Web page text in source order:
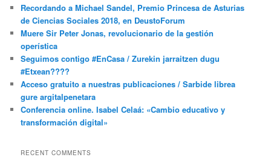
Recordando a Michael Sandel, Premio Princesa de Asturias
de Ciencias Sociales 2018, en DeustoForum
Muere Sir Peter Jonas, revolucionario de la gestión
operística
Seguimos contigo #EnCasa / Zurekin jarraitzen dugu
#Etxean????
Acceso gratuito a nuestras publicaciones / Sarbide librea
gure argitalpenetara
Conferencia online. Isabel Celaá: «Cambio educativo y
transformación digital»
RECENT COMMENTS